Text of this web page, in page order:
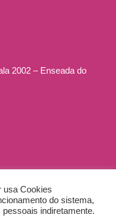
2002 – Enseada do
usa Cookies
do sistema,
indiretamente.